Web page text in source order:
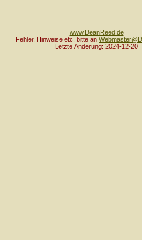
www.DeanReed.de
Fehler, Hinweise etc. bitte an
Letzte Änderung: 2024-12-20